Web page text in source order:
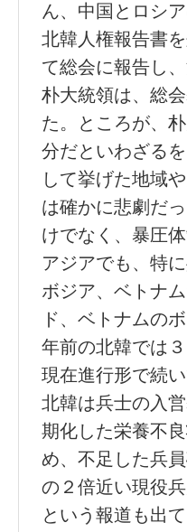
ん、中国とロシ
北韓人権報告書
て総会に報告し
朴大統領は、総
た。ところが、
分だといわざる
して挙げた地域
は確かに悲劇だ
けでなく、暴圧
アジアでも、特
ボジア、ベトナ
ド、ベトナムの
年前の北韓では
現在進行形で続い
北韓は兵士の入
期化した栄養不
め、不足した兵
の２倍近い現役
という報道も出て